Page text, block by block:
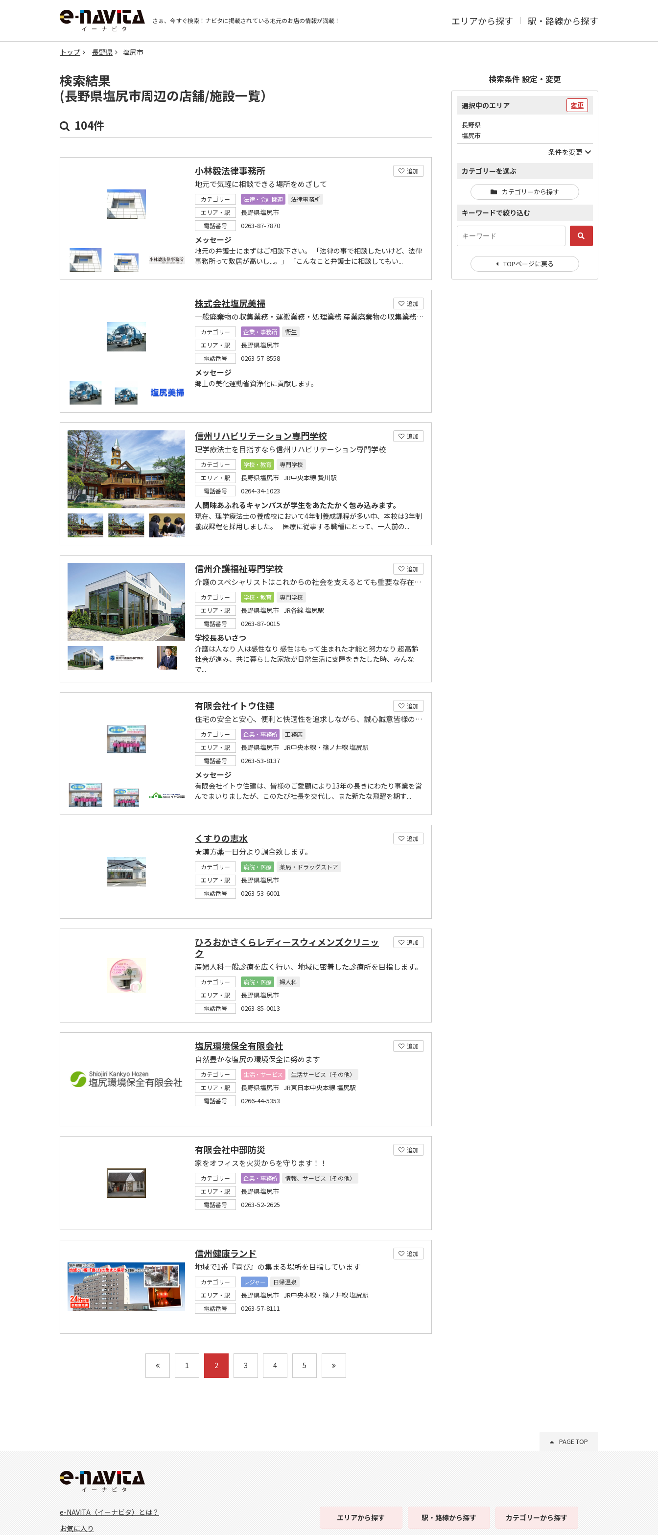
さぁ、今すぐ検索！ ナビタに掲載されている地元のお店の情報が満載！ エリアから探す 駅・路線から探す
トップ 長野県 塩尻市
検索結果
(長野県塩尻市周辺の店舗/施設一覧）
104件
追加
小林毅法律事務所
地元で気軽に相談できる場所をめざして
カテゴリー 法律・会計関連
法律事務所
エリア・駅
長野県塩尻市
電話番号 0263-87-7870
メッセージ
地元の弁護士にまずはご相談下さい。 「法律の事で相談したいけど、法律
事務所って敷居が高いし...。」 「こんなこと弁護士に相談してもい...
追加
株式会社塩尻美掃
一般廃棄物の収集業務・運搬業務・処理業務 産業廃棄物の収集業務・運搬業務・処理業務
カテゴリー 企業・事務所
衛生
エリア・駅
長野県塩尻市
電話番号 0263-57-8558
メッセージ
郷土の美化運動省資浄化に貢献します。
追加
信州リハビリテーション専門学校
理学療法士を目指すなら信州リハビリテーション専門学校
カテゴリー 学校・教育
専門学校
エリア・駅
長野県塩尻市 JR中央本線 贄川駅
電話番号 0264-34-1023
人間味あふれるキャンパスが学生をあたたかく包み込みます。
現在、理学療法士の養成校において4年制養成課程が多い中、本校は3年制
養成課程を採用しました。 医療に従事する職種にとって、一人前の...
追加
信州介護福祉専門学校
介護のスペシャリストはこれからの社会を支えるとても重要な存在です、
カテゴリー 学校・教育
専門学校
エリア・駅
長野県塩尻市 JR各線 塩尻駅
電話番号 0263-87-0015
学校長あいさつ
介護は人なり 人は感性なり 感性はもって生まれた才能と努力なり 超高齢
社会が進み、共に暮らした家族が日常生活に支障をきたした時、みんな
で...
追加
有限会社イトウ住建
住宅の安全と安心、便利と快適性を追求しながら、誠心誠意皆様のご要望にお応えして参ります
カテゴリー 企業・事務所
工務店
エリア・駅
長野県塩尻市 JR中央本線・篠ノ井線 塩尻駅
電話番号 0263-53-8137
メッセージ
有限会社イトウ住建は、皆様のご愛顧により13年の長きにわたり事業を営
んでまいりましたが、このたび社長を交代し、また新たな飛躍を期す...
追加
くすりの志水
★漢方薬一日分より調合致します。
カテゴリー 病院・医療
薬局・ドラッグストア
エリア・駅
長野県塩尻市
電話番号 0263-53-6001
追加
ひろおかさくらレディースウィメンズクリニッ
ク
産婦人科一般診療を広く行い、地域に密着した診療所を目指します。
カテゴリー 病院・医療
婦人科
エリア・駅
長野県塩尻市
電話番号 0263-85-0013
追加
塩尻環境保全有限会社
自然豊かな塩尻の環境保全に努めます
カテゴリー 生活・サービス
生活サービス（その他）
エリア・駅
長野県塩尻市 JR東日本中央本線 塩尻駅
電話番号 0266-44-5353
追加
有限会社中部防災
家をオフィスを火災からを守ります！！
カテゴリー 企業・事務所
情報、サービス（その他）
エリア・駅
長野県塩尻市
電話番号 0263-52-2625
追加
信州健康ランド
地域で1番『喜び』の集まる場所を目指しています
カテゴリー レジャー
日帰温泉
エリア・駅
長野県塩尻市 JR中央本線・篠ノ井線 塩尻駅
電話番号 0263-57-8111
1 2 3 4 5
検索条件 設定・変更
選択中のエリア 変更
長野県
塩尻市
条件を変更
カテゴリーを選ぶ
カテゴリーから探す
キーワードで絞り込む
TOPページに戻る
PAGE TOP
e-NAVITA（イーナビタ）とは？
お気に入り
エリアから探す 駅・路線から探す カテゴリーから探す